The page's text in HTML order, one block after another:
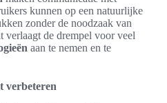
kunnen op een natuurlijke
zonder de noodzaak van
verlaagt de drempel voor veel
aan te nemen en te
verbeteren